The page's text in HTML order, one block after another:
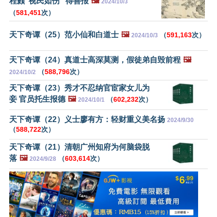
（581,451次）
天下奇谭（25）范小仙和白道士 🖼️ 2024/10/3 （591,163次）
天下奇谭（24）真道士高深莫测，假徒弟自毁前程 🖼️
2024/10/2 （588,796次）
天下奇谭（23）秀才不忍纳官宦家女儿为
妾 官员托生报德 🖼️ 2024/10/1 （602,232次）
天下奇谭（22）义士廖有方：轻财重义美名扬 2024/9/30
（588,722次）
天下奇谭（21）清朝广州知府为何脑袋脱
落 🖼️ 2024/9/28 （603,614次）